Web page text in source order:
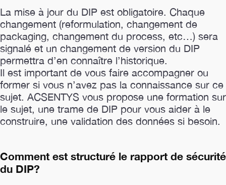
La mise à jour du DIP est obligatoire. Chaque
changement (reformulation, changement de
packaging, changement du process, etc…) sera
signalé et un changement de version du DIP
permettra d’en connaître l’historique.
Il est important de vous faire accompagner ou
former si vous n’avez pas la connaissance sur ce
sujet. ACSENTYS vous propose une formation sur
le sujet, une trame de DIP pour vous aider à le
construire, une validation des données si besoin.
Comment est structuré le rapport de sécurité
du DIP?